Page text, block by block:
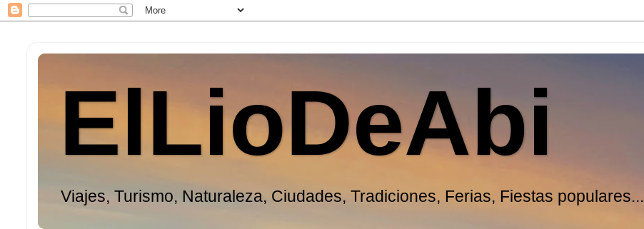
ElLioDeAbi
Viajes, Turismo, Naturaleza, Ciudades, Tradiciones, Ferias, Fiestas populares...